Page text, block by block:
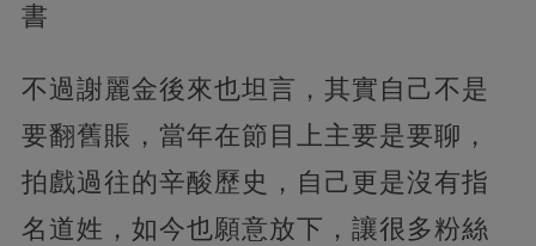
書
不過謝麗金後來也坦言，其實自己不是
要翻舊賬，當年在節目上主要是要聊，
拍戲過往的辛酸歷史，自己更是沒有指
名道姓，如今也願意放下，讓很多粉絲